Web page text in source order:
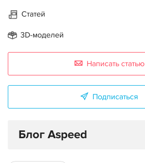
Статей
3D-моделей
Написать статью
Подписаться
Блог Aspeed